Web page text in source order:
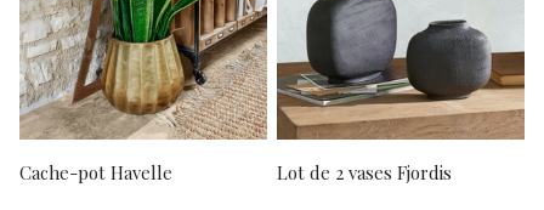
Cache-pot Havelle Lot de 2 vases Fjordis